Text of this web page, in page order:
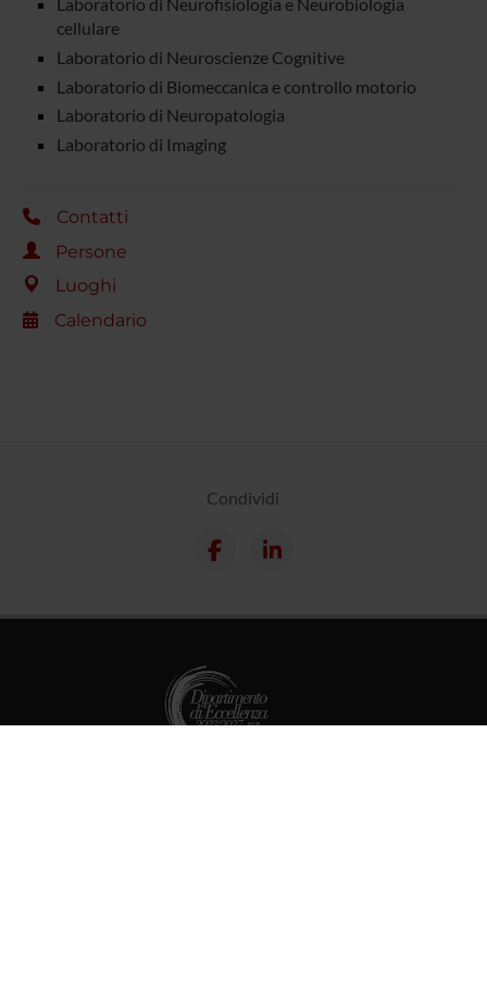
cellulare
Laboratorio di Neuroscienze Cognitive
Laboratorio di Biomeccanica e controllo motorio
Laboratorio di Neuropatologia
Laboratorio di Imaging
Contatti
Persone
Luoghi
Calendario
Condividi